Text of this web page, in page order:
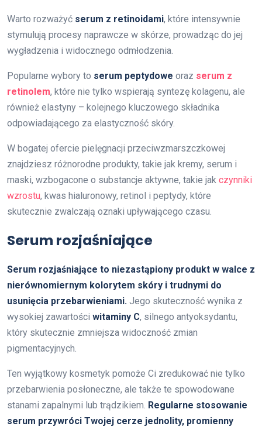
Warto rozważyć serum z retinoidami, które intensywnie
stymulują procesy naprawcze w skórze, prowadząc do jej
wygładzenia i widocznego odmłodzenia.
Popularne wybory to serum peptydowe oraz serum z
retinolem, które nie tylko wspierają syntezę kolagenu, ale
również elastyny – kolejnego kluczowego składnika
odpowiadającego za elastyczność skóry.
W bogatej ofercie pielęgnacji przeciwzmarszczkowej
znajdziesz różnorodne produkty, takie jak kremy, serum i
maski, wzbogacone o substancje aktywne, takie jak czynniki
wzrostu, kwas hialuronowy, retinol i peptydy, które
skutecznie zwalczają oznaki upływającego czasu.
Serum rozjaśniające
Serum rozjaśniające to niezastąpiony produkt w walce z
nierównomiernym kolorytem skóry i trudnymi do
usunięcia przebarwieniami. Jego skuteczność wynika z
wysokiej zawartości witaminy C, silnego antyoksydantu,
który skutecznie zmniejsza widoczność zmian
pigmentacyjnych.
Ten wyjątkowy kosmetyk pomoże Ci zredukować nie tylko
przebarwienia posłoneczne, ale także te spowodowane
stanami zapalnymi lub trądzikiem. Regularne stosowanie
serum przywróci Twojej cerze jednolity, promienny